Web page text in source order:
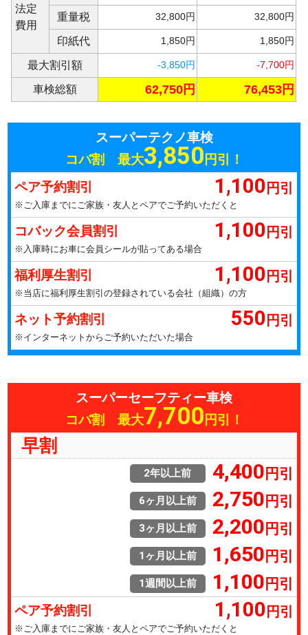
法定
費用
重量税 32,800円 32,800円
印紙代 1,850円 1,850円
最大割引額 -3,850円 -7,700円
車検総額 62,750円 76,453円
スーパーテクノ車検
コバ割 最大3,850 円引！
ペア予約割引
※ご入庫までにご家族・友人とペアでご予約いただくと
1,100円引
コバック会員割引
※入庫時にお車に会員シールが貼ってある場合
1,100円引
福利厚生割引
※当店に福利厚生割引の登録されている会社（組織）の方
1,100円引
ネット予約割引
※インターネットからご予約いただいた場合
550円引
スーパーセーフティー車検
コバ割 最大7,700 円引！
早割
2年以上前 4,400円引
6ヶ月以上前 2,750円引
3ヶ月以上前 2,200円引
1ヶ月以上前 1,650円引
1週間以上前 1,100円引
ペア予約割引
※ご入庫までにご家族・友人とペアでご予約いただくと
1,100円引